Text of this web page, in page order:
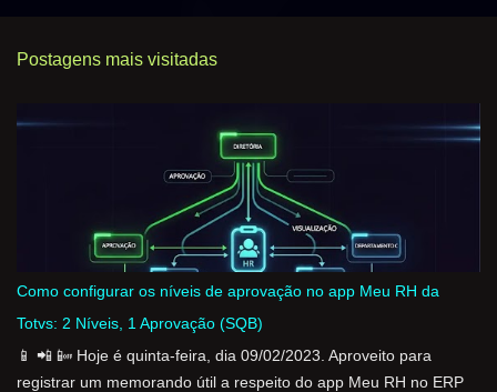
Postagens mais visitadas
Como configurar os níveis de aprovação no app Meu RH da
Totvs: 2 Níveis, 1 Aprovação (SQB)
📱 📲 📴 Hoje é quinta-feira, dia 09/02/2023. Aproveito para
registrar um memorando útil a respeito do app Meu RH no ERP